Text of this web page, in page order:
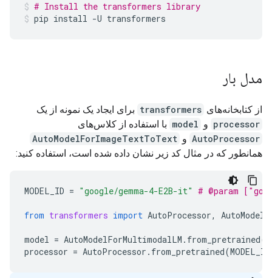
# Install the transformers library
pip install -U transformers
مدل بار
از کتابخانه‌های transformers برای ایجاد یک نمونه از یک
processor و model با استفاده از کلاس‌های
AutoProcessor و AutoModelForImageTextToText
همانطور که در مثال کد زیر نشان داده شده است، استفاده کنید:
MODEL_ID = "google/gemma-4-E2B-it" # @param
from transformers import AutoProcessor,
model = AutoModelForMultimodalLM . from_pretrained(
processor = AutoProcessor . from_pretrained(MODEL_ID